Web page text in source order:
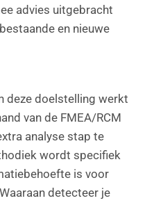
advies uitgebracht
en nieuwe
deze doelstelling werkt
van de FMEA/RCM
analyse stap te
wordt specifiek
is voor
detecteer je